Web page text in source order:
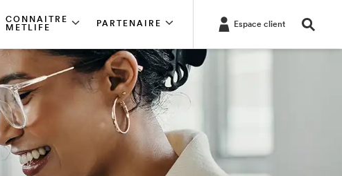
CONNAITRE
METLIFE
PARTENAIRE Espace client